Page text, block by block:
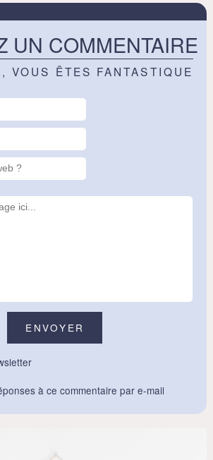
UN COMMENTAIRE
VOUS ÊTES FANTASTIQUE
à ce commentaire par e-mail